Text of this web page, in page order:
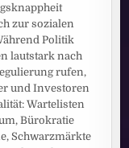
zur sozialen
Politik
lautstark nach
rufen,
und Investoren
Wartelisten
Bürokratie
Schwarzmärkte